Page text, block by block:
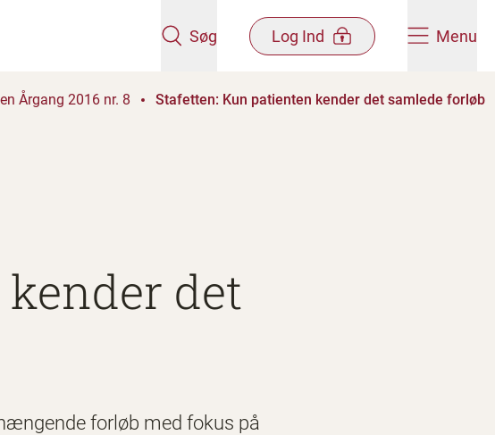
Søg Log Ind Menu
Årgang 2016 nr. 8 Stafetten: Kun patienten kender det samlede forløb
det
forløb med fokus på